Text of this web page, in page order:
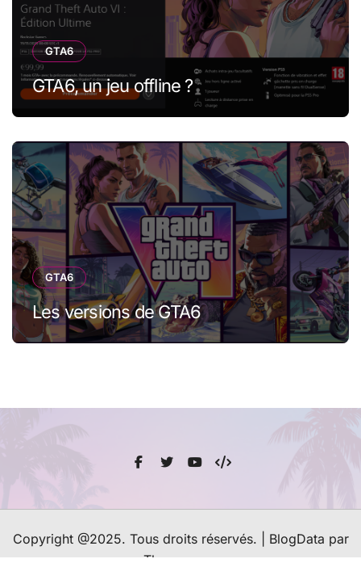
GTA6
GTA6, un jeu offline ?
GTA6
Les versions de GTA6
Copyright @2025. Tous droits réservés. BlogData par
Themeansar